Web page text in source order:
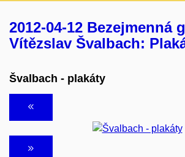
2012-04-12 Bezejmenná
Vítězslav Švalbach:
Švalbach - plakáty